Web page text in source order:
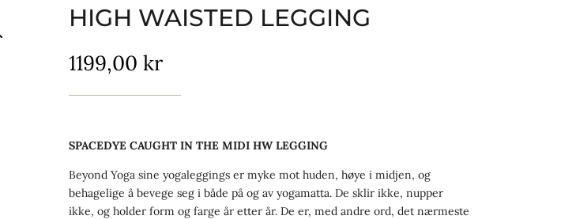
HIGH WAISTED LEGGING
1199,00 kr
SPACEDYE CAUGHT IN THE MIDI HW LEGGING
Beyond Yoga sine yogaleggings er myke mot huden, høye i midjen, og
behagelige å bevege seg i både på og av yogamatta. De sklir ikke, nupper
ikke, og holder form og farge år etter år. De er, med andre ord, det nærmeste